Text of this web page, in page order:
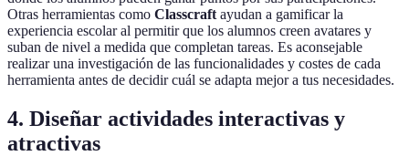
Otras herramientas como Classcraft ayudan a gamificar la
experiencia escolar al permitir que los alumnos creen avatares y
suban de nivel a medida que completan tareas. Es aconsejable
realizar una investigación de las funcionalidades y costes de cada
herramienta antes de decidir cuál se adapta mejor a tus necesidades.
4. Diseñar actividades interactivas y
atractivas